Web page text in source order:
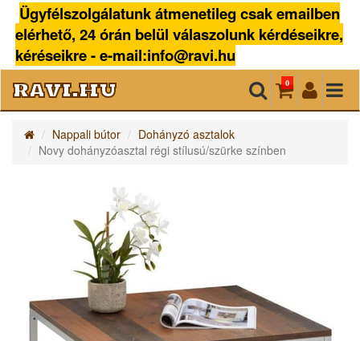
Ügyfélszolgálatunk átmenetileg csak emailben
elérhető, 24 órán belül válaszolunk kérdéseikre,
kéréseikre - e-mail:info@ravi.hu
ravi.hu 0
Nappali bútor
Dohányzó asztalok
Novy dohányzóasztal régi stílusú/szürke színben